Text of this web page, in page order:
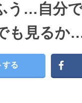
う…自分
も見る
する